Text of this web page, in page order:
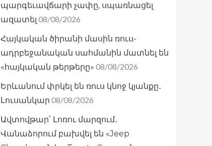
պարգեւավճարի չափը, սպառնացել
ազատել 08/08/2026
Հայկական ծիրանի մասին ռուս-
ադրբեջանական սահմանին մատնել են
«հայկական թերթերը» 08/08/2026
Երևանում փրկել են ռուս կնոջ կյանքը․
Լուսանկար 08/08/2026
Ավտովթար՝ Լոռու մարզում․
Վանաձորում բախվել են «Jeep